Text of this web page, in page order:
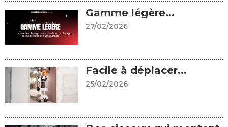
Gamme légère...
27/02/2026
Facile à déplacer...
25/02/2026